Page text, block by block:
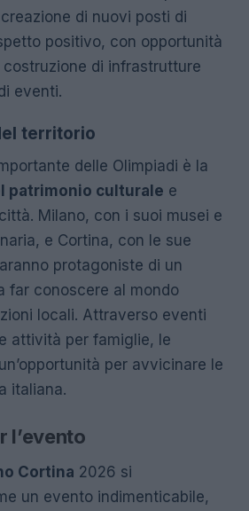
di nuovi posti di
positivo, con opportunità
di infrastrutture
eventi.
territorio
delle Olimpiadi è la
patrimonio culturale e
Milano, con i suoi musei e
e Cortina, con le sue
protagoniste di un
far conoscere al mondo
locali. Attraverso eventi
attività per famiglie, le
per avvicinare le
italiana.
l’evento
Cortina 2026 si
un evento indimenticabile,